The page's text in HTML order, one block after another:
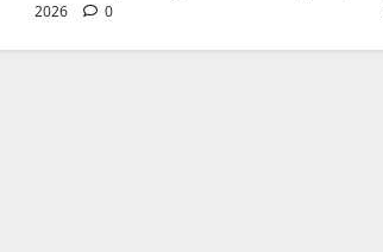
2026
0